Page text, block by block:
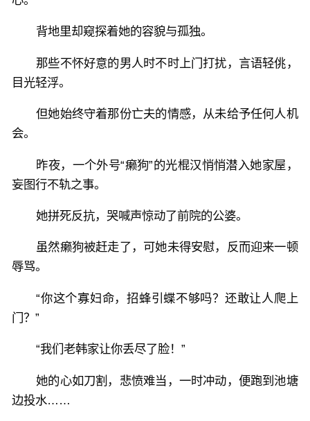
背地里却窥探着她的容貌与孤独。
那些不怀好意的男人时不时上门打扰，言语轻佻，
目光轻浮。
但她始终守着那份亡夫的情感，从未给予任何人机
会。
昨夜，一个外号“癞狗”的光棍汉悄悄潜入她家屋，
妄图行不轨之事。
她拼死反抗，哭喊声惊动了前院的公婆。
虽然癞狗被赶走了，可她未得安慰，反而迎来一顿
辱骂。
“你这个寡妇命，招蜂引蝶不够吗？还敢让人爬上
门？”
“我们老韩家让你丢尽了脸！”
她的心如刀割，悲愤难当，一时冲动，便跑到池塘
边投水……